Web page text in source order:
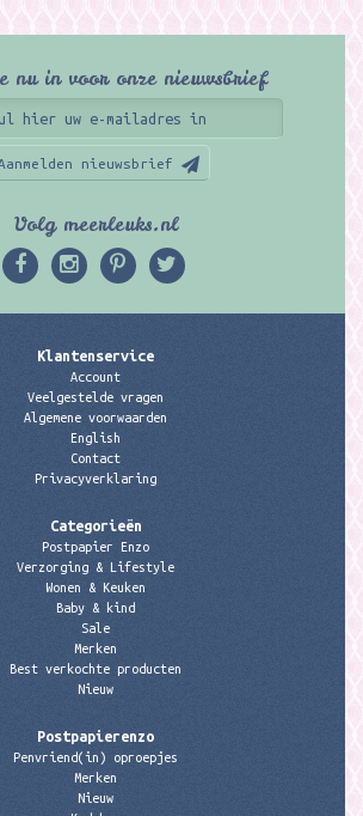
nu in voor onze nieuwsbrief
nieuwsbrief
Volg meerleuks.nl
Klantenservice
Account
Veelgestelde vragen
Algemene voorwaarden
English
Contact
Privacyverklaring
Categorieën
Postpapier Enzo
Verzorging & Lifestyle
Wonen & Keuken
Baby & kind
Sale
Merken
Best verkochte producten
Nieuw
Postpapierenzo
Penvriend(in) oproepjes
Merken
Nieuw